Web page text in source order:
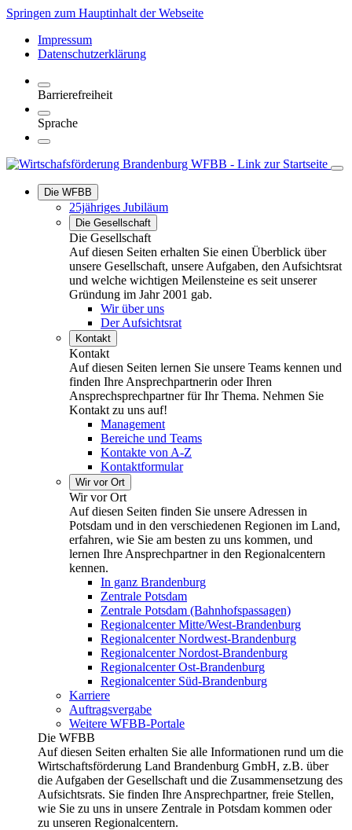
Springen zum Hauptinhalt der Webseite
Impressum
Datenschutzerklärung
Barrierefreiheit
Sprache
Die WFBB
25jähriges Jubiläum
Die Gesellschaft
Die Gesellschaft
Auf diesen Seiten erhalten Sie einen Überblick über
unsere Gesellschaft, unsere Aufgaben, den Aufsichtsrat
und welche wichtigen Meilensteine es seit unserer
Gründung im Jahr 2001 gab.
Wir über uns
Der Aufsichtsrat
Kontakt
Kontakt
Auf diesen Seiten lernen Sie unsere Teams kennen und
finden Ihre Ansprechpartnerin oder Ihren
Ansprechsprechpartner für Ihr Thema. Nehmen Sie
Kontakt zu uns auf!
Management
Bereiche und Teams
Kontakte von A-Z
Kontaktformular
Wir vor Ort
Wir vor Ort
Auf diesen Seiten finden Sie unsere Adressen in
Potsdam und in den verschiedenen Regionen im Land,
erfahren, wie Sie am besten zu uns kommen, und
lernen Ihre Ansprechpartner in den Regionalcentern
kennen.
In ganz Brandenburg
Zentrale Potsdam
Zentrale Potsdam (Bahnhofspassagen)
Regionalcenter Mitte/West-Brandenburg
Regionalcenter Nordwest-Brandenburg
Regionalcenter Nordost-Brandenburg
Regionalcenter Ost-Brandenburg
Regionalcenter Süd-Brandenburg
Karriere
Auftragsvergabe
Weitere WFBB-Portale
Die WFBB
Auf diesen Seiten erhalten Sie alle Informationen rund um die
Wirtschaftsförderung Land Brandenburg GmbH, z.B. über
die Aufgaben der Gesellschaft und die Zusammensetzung des
Aufsichtsrats. Sie finden Ihre Ansprechpartner, freie Stellen,
wie Sie zu uns in unsere Zentrale in Potsdam kommen oder
zu unseren Regionalcentern.